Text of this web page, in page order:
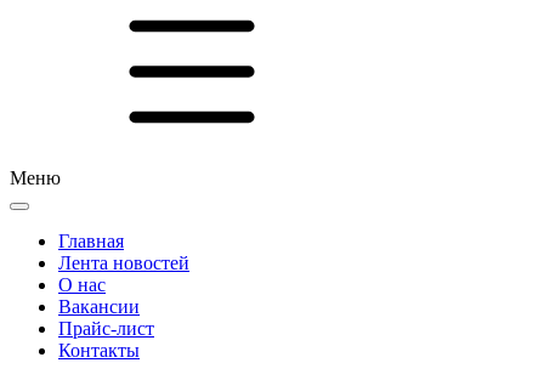
Меню
Главная
Лента новостей
О нас
Вакансии
Прайс-лист
Контакты